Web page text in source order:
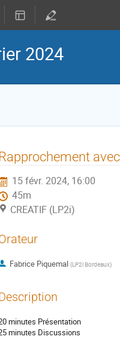
2024
Rapprochement
15 févr. 2024, 16:00
45m
CREATIF (LP2i)
Fabrice Piquemal (LP2i Bordeaux)
minutes Présentation
minutes Discussions